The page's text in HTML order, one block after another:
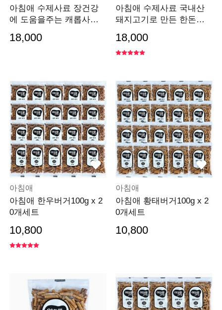
아침애 수제사료 장건강
에 도움을주는 캐롭사료(1
18,000
아침애 수제사료 국내산
돼지고기로 만든 한돈사
18,000
아침애
아침애 한우버거100g x 2
0개세트
10,800
아침애
아침애 황태버거100g x 2
0개세트
10,800